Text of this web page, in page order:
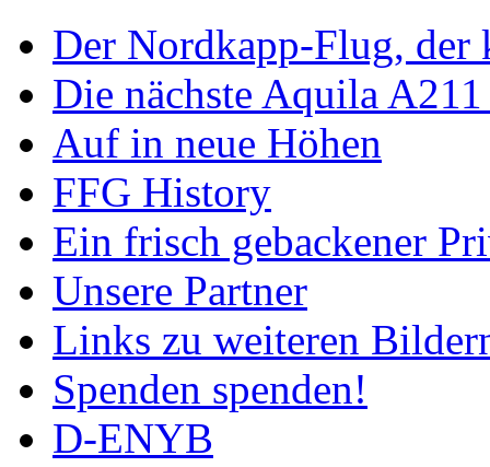
Der Nordkapp-Flug, der
Die nächste Aquila
Auf in neue Höhen
FFG History
Ein frisch gebackener
Unsere Partner
Links zu weiteren
Spenden spenden!
D-ENYB